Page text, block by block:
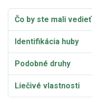
Čo by ste mali vedieť
Identifikácia huby
Podobné druhy
Liečivé vlastnosti